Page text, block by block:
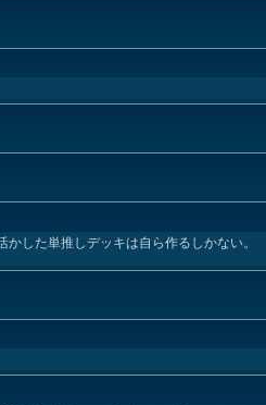
した単推しデッキは自ら作るしかない。